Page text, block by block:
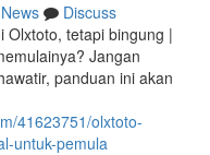
News
Discuss
Olxtoto, tetapi bingung |
Jangan
panduan ini akan
41623751/olxtoto-
untuk-pemula